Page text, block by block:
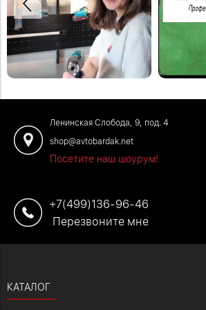
Закажите обустройство гаража по
телефону: +7 (499) 136-96-46
Ленинская Слобода, 9, под. 4
shop@avtobardak.net
Посетите наш шоурум!
+7(499)136-96-46
Перезвоните мне
КАТАЛОГ